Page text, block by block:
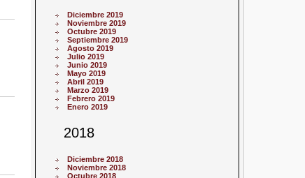
Diciembre 2019
Noviembre 2019
Octubre 2019
Septiembre 2019
Agosto 2019
Julio 2019
Junio 2019
Mayo 2019
Abril 2019
Marzo 2019
Febrero 2019
Enero 2019
2018
Diciembre 2018
Noviembre 2018
Octubre 2018